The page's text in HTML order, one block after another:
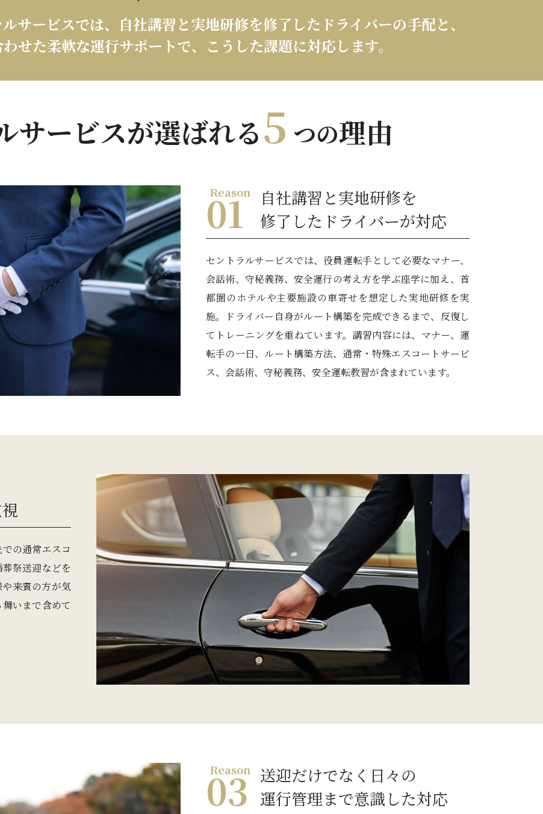
サービスでは、 自社講習と実地研修を修了したドライバーの手配と、
せた柔軟な運行サポートで、 こうした課題に対応します。
サービスが選ばれる5 つの理由
自社講習と実地研修を
修了したドライバーが対応
セントラルサービスでは、役員運転手として必要なマナー、
会話術、守秘義務、安全運行の考え方を学ぶ座学に加え、首
都圏のホテルや主要施設の車寄せを想定した実地研修を実
施。ドライバー自身がルート構築を完成できるまで、反復し
てトレーニングを重ねています。講習内容には、マナー、運
転手の一日、ルート構築方法、通常・特殊エスコートサービ
ス、会話術、守秘義務、安全運転教習が含まれています。
の通常エスコ
祭送迎などを
来賓の方が気
いまで含めて
送迎だけでなく日々の
運行管理まで意識した対応